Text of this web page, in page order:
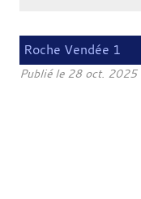
Roche Vendée 1
Publié le 28 oct. 2025